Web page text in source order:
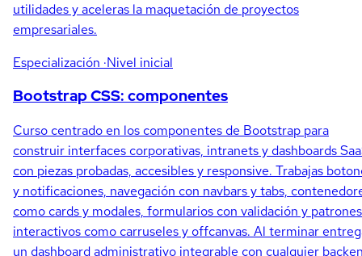
utilidades y aceleras la maquetación de proyectos
empresariales.
Especialización ·Nivel inicial
Bootstrap CSS: componentes
Curso centrado en los componentes de Bootstrap para
construir interfaces corporativas, intranets y dashboards
con piezas probadas, accesibles y responsive. Trabajas
y notificaciones, navegación con navbars y tabs,
como cards y modales, formularios con validación y patrones
interactivos como carruseles y offcanvas. Al terminar
un dashboard administrativo integrable con cualquier